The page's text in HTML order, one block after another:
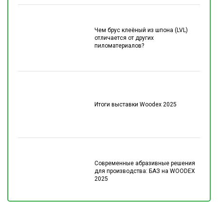
Чем брус клеёный из шпона (LVL)
отличается от других
пиломатериалов?
Итоги выставки Woodex 2025
Современные абразивные решения
для производства: БАЗ на WOODEX
2025